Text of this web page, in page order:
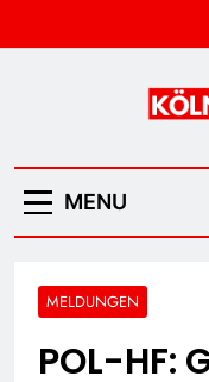
to
MENU
MELDUNGEN
POL-HF: